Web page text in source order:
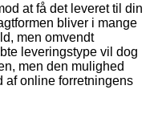
at få det leveret til din
bliver i mange
men omvendt
leveringstype vil dog
men den mulighed
af online forretningens